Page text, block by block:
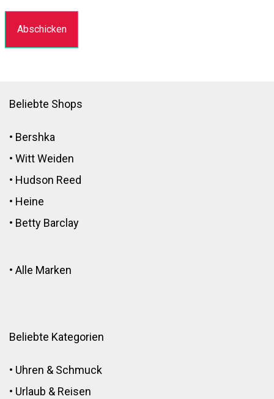
Beliebte Shops
• Bershka
• Witt Weiden
• Hudson Reed
• Heine
• Betty Barclay
• Alle Marken
Beliebte Kategorien
• Uhren & Schmuck
• Urlaub & Reisen